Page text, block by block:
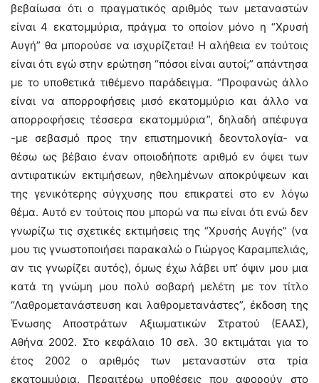
βεβαίωσα ότι ο πραγματικός αριθμός των μεταναστών
είναι 4 εκατομμύρια, πράγμα το οποίον μόνο η “Χρυσή
Αυγή” θα μπορούσε να ισχυρίζεται! Η αλήθεια εν τούτοις
είναι ότι εγώ στην ερώτηση “πόσοι είναι αυτοί;” απάντησα
με το υποθετικά τιθέμενο παράδειγμα. “Προφανώς άλλο
είναι να απορροφήσεις μισό εκατομμύριο και άλλο να
απορροφήσεις τέσσερα εκατομμύρια”, δηλαδή απέφυγα
-με σεβασμό προς την επιστημονική δεοντολογία- να
θέσω ως βέβαιο έναν οποιοδήποτε αριθμό εν όψει των
αντιφατικών εκτιμήσεων, ηθελημένων αποκρύψεων και
της γενικότερης σύγχυσης που επικρατεί στο εν λόγω
θέμα. Αυτό εν τούτοις που μπορώ να πω είναι ότι ενώ δεν
γνωρίζω τις σχετικές εκτιμήσεις της “Χρυσής Αυγής” (να
μου τις γνωστοποιήσει παρακαλώ ο Γιώργος Καραμπελιάς,
αν τις γνωρίζει αυτός), όμως έχω λάβει υπ’ όψιν μου μια
κατά τη γνώμη μου πολύ σοβαρή μελέτη με τον τίτλο
“Λαθρομετανάστευση και λαθρομετανάστες”, έκδοση της
Ένωσης Αποστράτων Αξιωματικών Στρατού (ΕΑΑΣ),
Αθήνα 2002. Στο κεφάλαιο 10 σελ. 30 εκτιμάται για το
έτος 2002 ο αριθμός των μεταναστών στα τρία
εκατομμύρια. Περαιτέρω υποθέσεις που αφορούν στο